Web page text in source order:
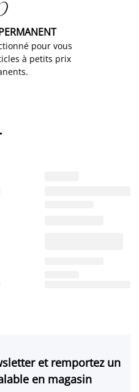
pour vous
à petits prix
et remportez un
en magasin